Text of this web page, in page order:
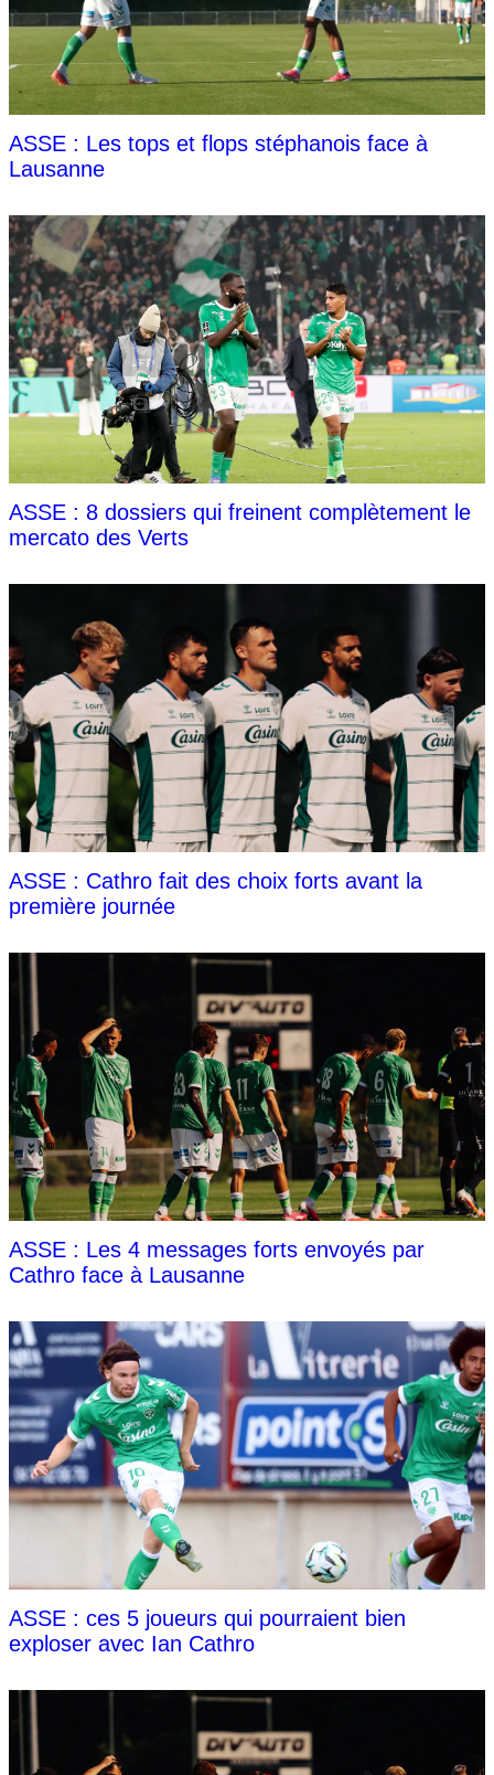
ASSE : Les tops et flops stéphanois face à
Lausanne
ASSE : 8 dossiers qui freinent complètement le
mercato des Verts
ASSE : Cathro fait des choix forts avant la
première journée
ASSE : Les 4 messages forts envoyés par
Cathro face à Lausanne
ASSE : ces 5 joueurs qui pourraient bien
exploser avec Ian Cathro